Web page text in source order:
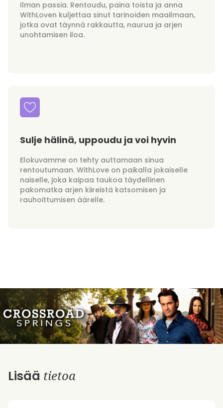
Ilman passia. Rentoudu, paina toista ja anna
WithLoven kuljettaa sinut tarinoiden maailmaan,
jotka ovat täynnä rakkautta, naurua ja arjen
unohtamisen iloa.
Sulje hälinä, uppoudu ja voi hyvin
Elokuvamme on tehty auttamaan sinua
rentoutumaan. WithLove on paikalla jokaiselle
naiselle, joka kaipaa taukoa täydellinen
pakomatka arjen kiireistä katsomisen ja
rauhoittumisen äärelle.
Lisää tietoa